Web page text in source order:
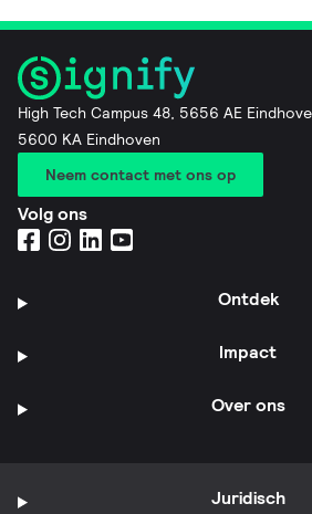
High Tech Campus 48, 5656 AE
5600 KA Eindhoven
Neem contact met ons op
Volg ons
Ontdek
Impact
Over ons
Juridisch